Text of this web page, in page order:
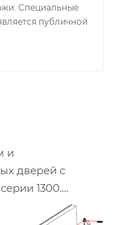
Специальные
публичной
и
дверей с
1300.
RATEO
1310и